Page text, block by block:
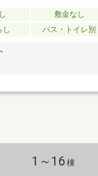
敷金なし
し
バス・トイレ別
1～16 棟